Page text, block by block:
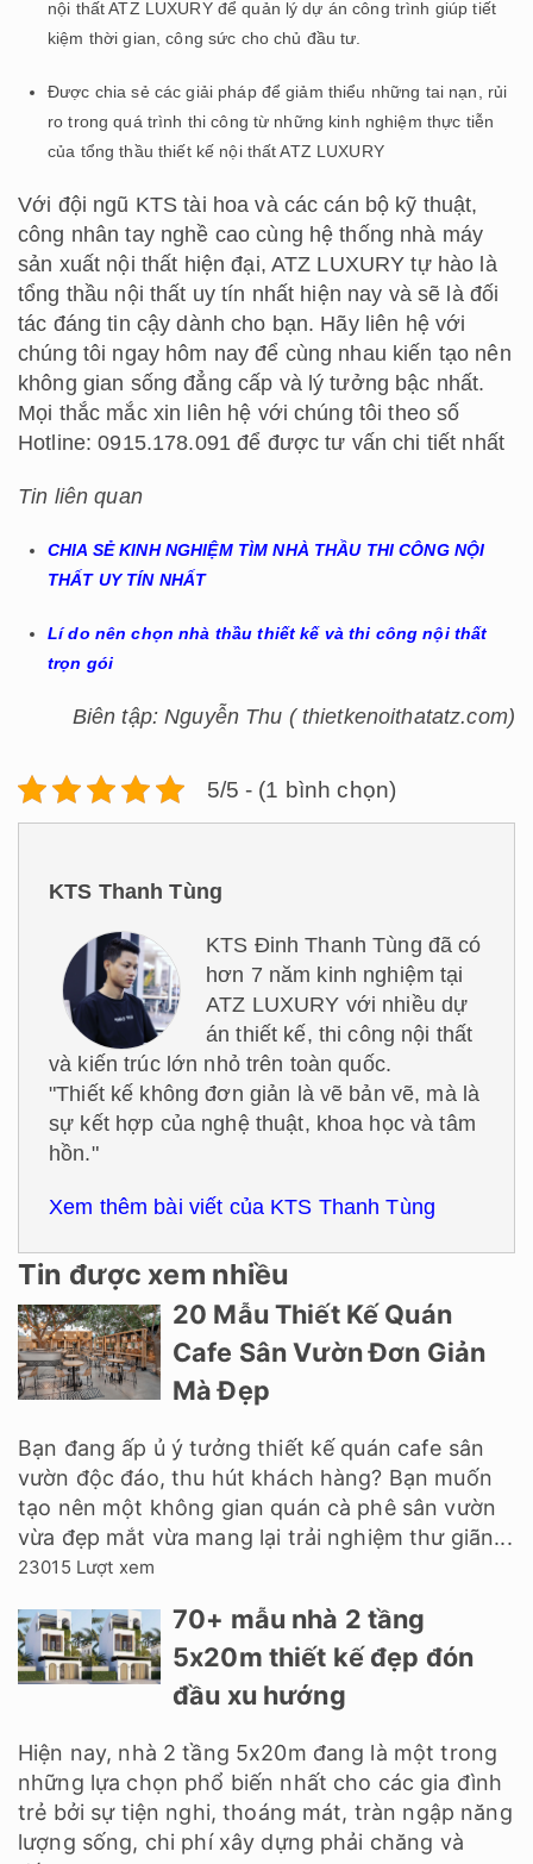
nội thất ATZ LUXURY để quản lý dự án công trình giúp tiết
kiệm thời gian, công sức cho chủ đầu tư.
Được chia sẻ các giải pháp để giảm thiểu những tai nạn, rủi
ro trong quá trình thi công từ những kinh nghiệm thực tiễn
của tổng thầu thiết kế nội thất ATZ LUXURY
Với đội ngũ KTS tài hoa và các cán bộ kỹ thuật,
công nhân tay nghề cao cùng hệ thống nhà máy
sản xuất nội thất hiện đại, ATZ LUXURY tự hào là
tổng thầu nội thất uy tín nhất hiện nay và sẽ là đối
tác đáng tin cậy dành cho bạn. Hãy liên hệ với
chúng tôi ngay hôm nay để cùng nhau kiến tạo nên
không gian sống đẳng cấp và lý tưởng bậc nhất.
Mọi thắc mắc xin liên hệ với chúng tôi theo số
Hotline: 0915.178.091 để được tư vấn chi tiết nhất
Tin liên quan
CHIA SẺ KINH NGHIỆM TÌM NHÀ THẦU THI CÔNG NỘI
THẤT UY TÍN NHẤT
Lí do nên chọn nhà thầu thiết kế và thi công nội thất
trọn gói
Biên tập: Nguyễn Thu ( thietkenoithatatz.com)
5/5 - (1 bình chọn)
KTS Thanh Tùng
KTS Đinh Thanh Tùng đã có
hơn 7 năm kinh nghiệm tại
ATZ LUXURY với nhiều dự
án thiết kế, thi công nội thất
và kiến trúc lớn nhỏ trên toàn quốc.
"Thiết kế không đơn giản là vẽ bản vẽ, mà là
sự kết hợp của nghệ thuật, khoa học và tâm
hồn."
Xem thêm bài viết của KTS Thanh Tùng
Tin được xem nhiều
20 Mẫu Thiết Kế Quán
Cafe Sân Vườn Đơn Giản
Mà Đẹp
Bạn đang ấp ủ ý tưởng thiết kế quán cafe sân
vườn độc đáo, thu hút khách hàng? Bạn muốn
tạo nên một không gian quán cà phê sân vườn
vừa đẹp mắt vừa mang lại trải nghiệm thư giãn...
23015 Lượt xem
70+ mẫu nhà 2 tầng
5x20m thiết kế đẹp đón
đầu xu hướng
Hiện nay, nhà 2 tầng 5x20m đang là một trong
những lựa chọn phổ biến nhất cho các gia đình
trẻ bởi sự tiện nghi, thoáng mát, tràn ngập năng
lượng sống, chi phí xây dựng phải chăng và